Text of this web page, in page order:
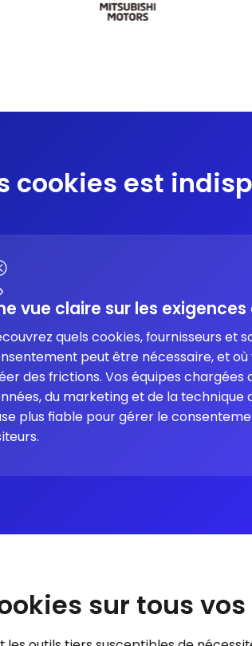
cookies est
vue claire sur les
quels cookies, fournisseurs et
peut être nécessaire, et
des frictions. Vos équipes chargées
du marketing et de la technique
plus fiable pour gérer le
sur tous